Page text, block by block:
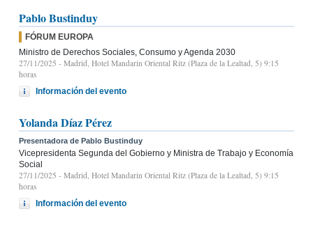
Pablo Bustinduy
FÓRUM EUROPA
Ministro de Derechos Sociales, Consumo y Agenda 2030
27/11/2025 - Madrid, Hotel Mandarin Oriental Ritz (Plaza de la Lealtad, 5) 9:15
horas
Información del evento
Yolanda Díaz Pérez
Presentadora de Pablo Bustinduy
Vicepresidenta Segunda del Gobierno y Ministra de Trabajo y Economía
Social
27/11/2025 - Madrid, Hotel Mandarin Oriental Ritz (Plaza de la Lealtad, 5) 9:15
horas
Información del evento